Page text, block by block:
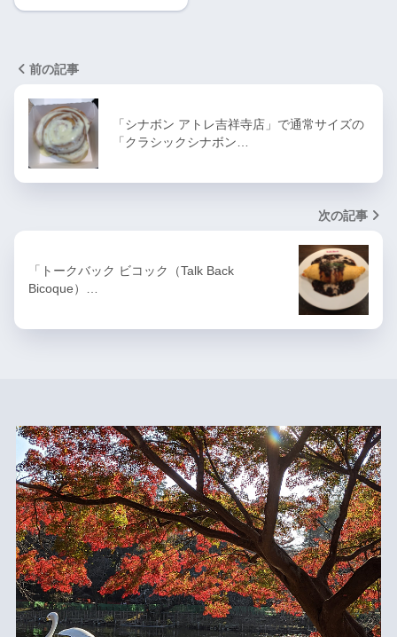
前の記事
「シナボン アトレ吉祥寺店」で通常サイズの
「クラシックシナボン…
次の記事
「トークバック ビコック（Talk Back
Bicoque）…